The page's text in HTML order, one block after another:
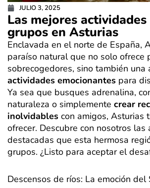
JULIO 3, 2025
Las mejores actividades
grupos en Asturias
Enclavada en el norte de España,
paraíso natural que no solo ofrece
sobrecogedores, sino también una
actividades emocionantes para
Ya sea que busques adrenalina,
naturaleza o simplemente crear
inolvidables con amigos, Asturias
ofrecer. Descubre con nosotros las
destacadas que esta hermosa
grupos. ¿Listo para aceptar el
Descensos de ríos: La emoción del